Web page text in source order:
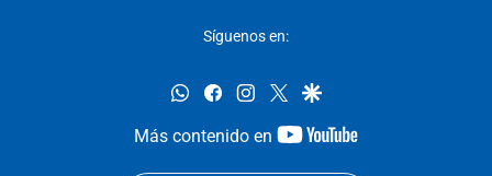
Síguenos en:
whatsappfacebookinstagram
twittergoogle
Más contenido en
youtube-